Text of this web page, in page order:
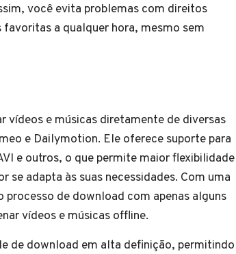
você evita problemas com direitos
a qualquer hora, mesmo sem
vídeos e músicas diretamente de diversas
e Dailymotion. Ele oferece suporte para
e outros, o que permite maior flexibilidade
se adapta às suas necessidades. Com uma
de download com apenas alguns
vídeos e músicas offline.
de download em alta definição, permitindo